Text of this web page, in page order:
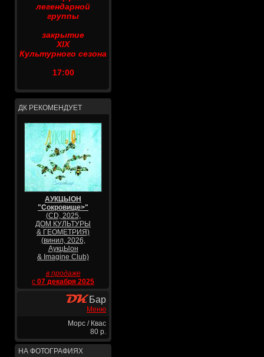
легендарной
группы
закрытие
XIX
Культурного сезона
17:00
ДК РЕКОМЕНДУЕТ
АУКЦЫОН
"Сокровище>"
(CD, 2025,
ДОМ КУЛЬТУРЫ
& ГЕОМЕТРИЯ)
(винил, 2026,
АукцЫон
& Imagine Club)
в продаже
с 07 декабря 2025
Бар
Меню
Морс / Квас
80 р.
НА ФОТОГРАФИЯХ